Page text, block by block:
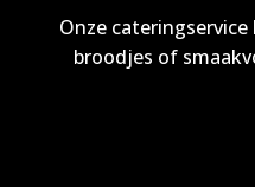
Onze
broodjes of